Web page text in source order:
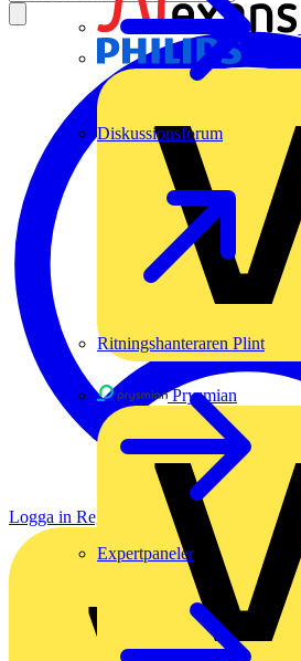
Prysmian
Diskussionsforum
Ritningshanteraren Plint
Expertpaneler
Logga in Registrera dig